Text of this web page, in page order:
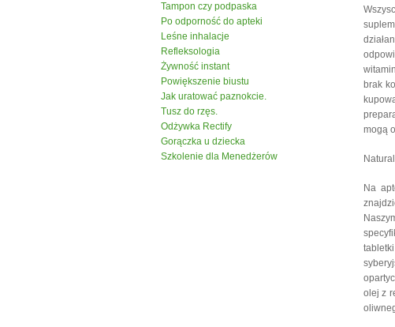
Tampon czy podpaska
Po odporność do apteki
Leśne inhalacje
Refleksologia
Żywność instant
Powiększenie biustu
Jak uratować paznokcie.
Tusz do rzęs.
Odżywka Rectify
Gorączka u dziecka
Szkolenie dla Menedżerów
brak
mogą
Na
olej z